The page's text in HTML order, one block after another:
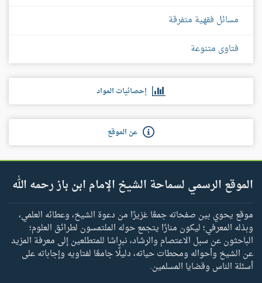
مسائل فقهية متفرقة
فتاوى متنوعة
إحصائيات المواد
عن الموقع
الموقع الرسمي لسماحة الشيخ الإمام ابن باز رحمه الله
موقع يحوي بين صفحاته جمعًا غزيرًا من دعوة الشيخ، وعطائه العلمي،
وبذله المعرفي؛ ليكون منارًا يتجمع حوله الملتمسون لطرائق العلوم؛
الباحثون عن سبل الاعتصام والرشاد، نبراسًا للمتطلعين إلى معرفة المزيد
عن الشيخ وأحواله ومحطات حياته، دليلًا جامعًا لفتاويه وإجاباته على
أسئلة الناس وقضايا المسلمين.